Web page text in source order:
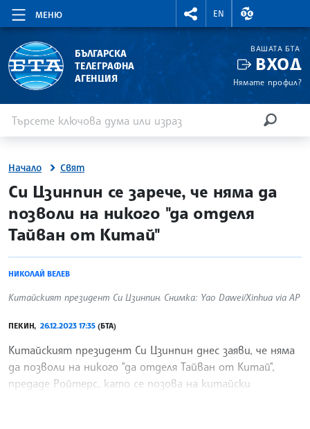
МЕНЮ
RIGHTMENU.SOCIAL
EN
ВАЛУТНИ
БЪЛГАРСКА
ТЕЛЕГРАФНА
АГЕНЦИЯ
ВАШАТА БТА
ВХОД
Нямате профил?
Начало Свят
site.bta
Си Цзинпин се зарече, че няма да
позволи на никого "да отделя
Тайван от Китай"
НИКОЛАЙ ВЕЛЕВ
Китайският президент Си Цзинпин. Снимка: Yao Dawei/Xinhua via AP
ПЕКИН, 26.12.2023 17:35 (БТА)
Китайският президент Си Цзинпин днес заяви, че няма
да позволи на никого "да отделя Тайван от Китай",
предаде Ройтерс, като се позова на китайски